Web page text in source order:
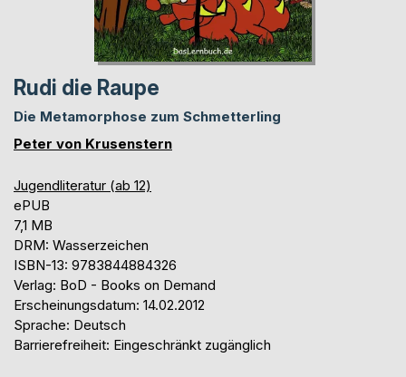
Rudi die Raupe
Die Metamorphose zum Schmetterling
Peter von Krusenstern
Jugendliteratur (ab 12)
ePUB
7,1 MB
DRM: Wasserzeichen
ISBN-13: 9783844884326
Verlag: BoD - Books on Demand
Erscheinungsdatum: 14.02.2012
Sprache: Deutsch
Barrierefreiheit: Eingeschränkt zugänglich